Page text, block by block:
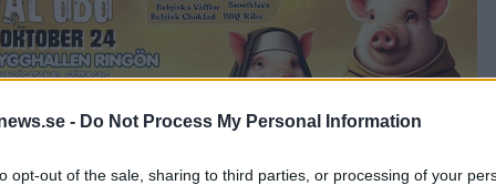
- Do Not Process My Personal Information
opt-out of the sale, sharing to third parties, or processing of your